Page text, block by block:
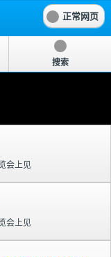
正常网页
搜索
会上见
会上见